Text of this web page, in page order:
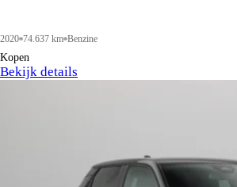
2020 74.637 km Benzine
Kopen
Bekijk details